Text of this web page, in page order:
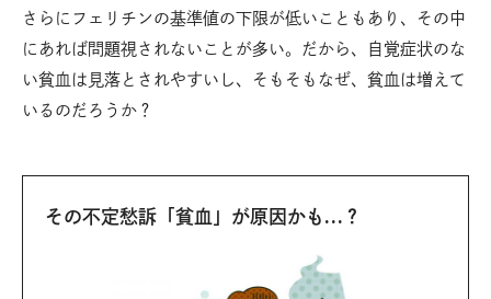
さらにフェリチンの基準値の下限が低いこともあり、その中
にあれば問題視されないことが多い。だから、自覚症状のな
い貧血は見落とされやすいし、そもそもなぜ、貧血は増えて
いるのだろうか？
その不定愁訴「貧血」が原因かも…？